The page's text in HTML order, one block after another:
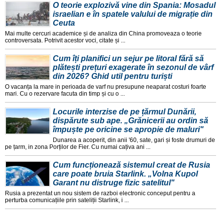
O teorie explozivă vine din Spania: Mosadul
israelian e în spatele valului de migrație din
Ceuta
Mai multe cercuri academice și de analiza din China promoveaza o teorie
controversata. Potrivit acestor voci, citate și ...
Cum îți planifici un sejur pe litoral fără să
plătești prețuri exagerate în sezonul de vârf
din 2026? Ghid util pentru turiști
O vacanța la mare in perioada de varf nu presupune neaparat costuri foarte
mari. Cu o rezervare facuta din timp și cu o ...
Locurile interzise de pe țărmul Dunării,
dispărute sub ape. „Grănicerii au ordin să
împuște pe oricine se apropie de maluri"
Dunarea a acoperit, din anii '60, sate, gari și foste drumuri de
pe țarm, in zona Porților de Fier. Cu numai cațiva ani ...
Cum funcționează sistemul creat de Rusia
care poate bruia Starlink. „Volna Kupol
Garant nu distruge fizic satelitul"
Rusia a prezentat un nou sistem de razboi electronic conceput pentru a
perturba comunicațiile prin sateliții Starlink, i ...